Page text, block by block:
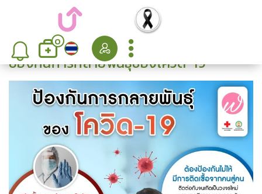
0
ป้องกันการกลายพันธุ์ของโควิด-19